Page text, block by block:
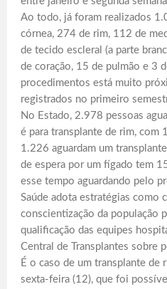
Ao todo, já foram realizados
córnea, 274 de rim, 112 de
de tecido escleral (a parte
de coração, 15 de pulmão e 3
procedimentos está muito
registrados no primeiro
No Estado, 2.978 pessoas
é para transplante de rim,
1.226 aguardam um
de espera por um fígado tem
esse tempo aguardando pelo
Saúde adota estratégias como
conscientização da população
qualificação das equipes
Central de Transplantes sobre
É o caso de um transplante de
sexta-feira (12), que foi